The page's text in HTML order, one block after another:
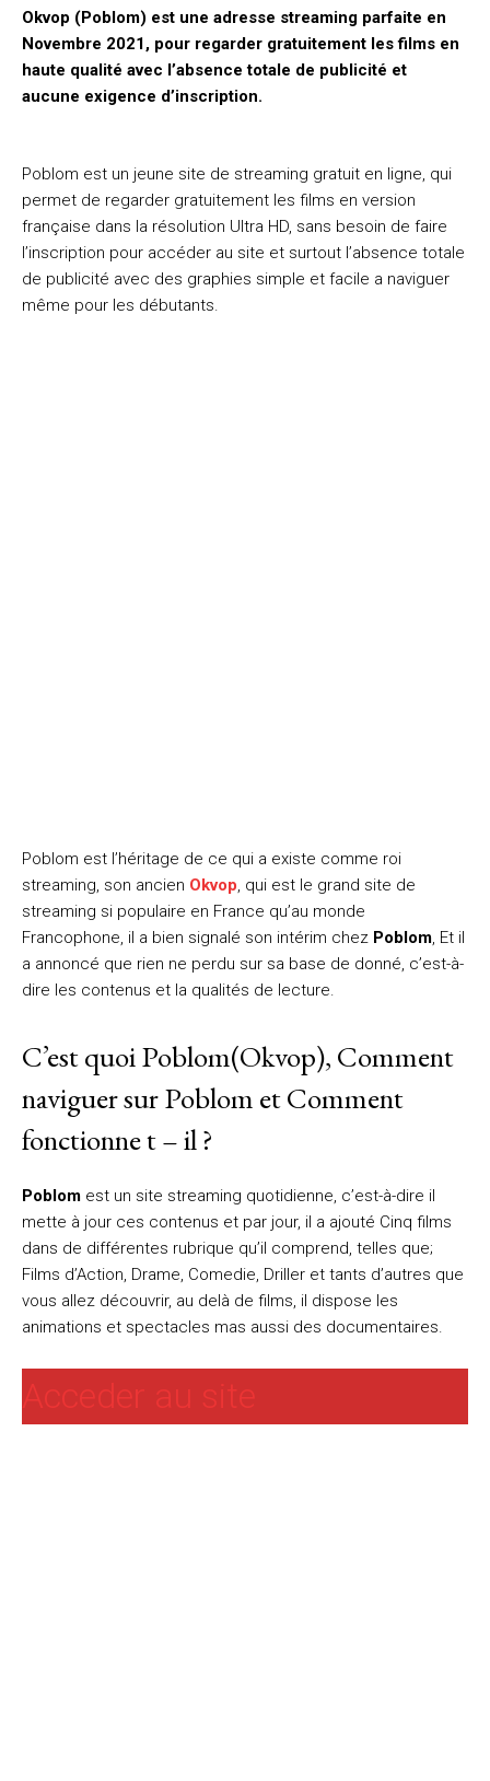
Okvop (Poblom) est une adresse streaming parfaite en
Novembre 2021, pour regarder gratuitement les films en
haute qualité avec l’absence totale de publicité et
aucune exigence d’inscription.
Poblom est un jeune site de streaming gratuit en ligne, qui
permet de regarder gratuitement les films en version
française dans la résolution Ultra HD, sans besoin de faire
l’inscription pour accéder au site et surtout l’absence totale
de publicité avec des graphies simple et facile a naviguer
même pour les débutants.
Poblom est l’héritage de ce qui a existe comme roi
streaming, son ancien Okvop, qui est le grand site de
streaming si populaire en France qu’au monde
Francophone, il a bien signalé son intérim chez Poblom, Et il
a annoncé que rien ne perdu sur sa base de donné, c’est-à-
dire les contenus et la qualités de lecture.
C’est quoi Poblom(Okvop), Comment
naviguer sur Poblom et Comment
fonctionne t – il ?
Poblom est un site streaming quotidienne, c’est-à-dire il
mette à jour ces contenus et par jour, il a ajouté Cinq films
dans de différentes rubrique qu’il comprend, telles que;
Films d’Action, Drame, Comedie, Driller et tants d’autres que
vous allez découvrir, au delà de films, il dispose les
animations et spectacles mas aussi des documentaires.
Acceder au site